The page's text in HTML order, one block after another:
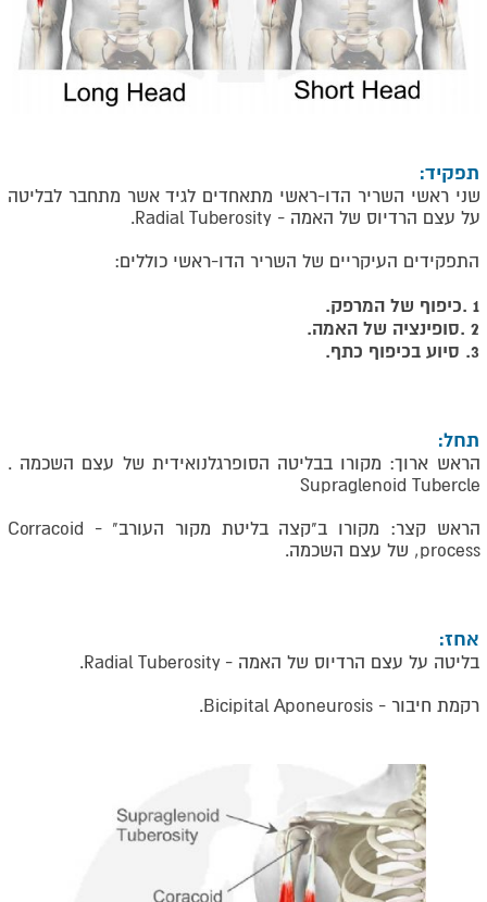
תפקיד:
שני ראשי השריר הדו-ראשי מתאחדים לגיד אשר מתחבר לבליטה
על עצם הרדיוס של האמה -Radial Tuberosity
.
התפקידים העיקריים של השריר הדו-ראשי כוללים:
1
.כיפוף של המרפק.
2
.סופינציה של האמה.
3. סיוע בכיפוף כתף.
תחל:
הראש ארוך: מקורו בבליטה הסופרגלנואידית של עצם השכמה .
Supraglenoid Tubercle
הראש קצר: מקורו ב"קצה בליטת מקור העורב" - Corracoid
process, של עצם השכמה.
אחז:
בליטה על עצם הרדיוס של האמה -Radial Tuberosity
.
רקמת חיבור - Bicipital Aponeurosis
.